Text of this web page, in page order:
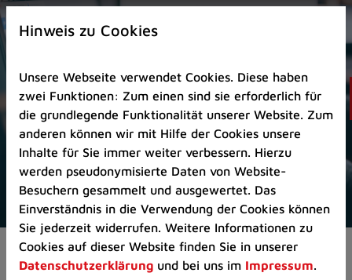
Zur
Startseite
Zum
Seitenanfang
springen
(Schnelltaste
A)
Zur
Navigation/Menü
springen
(Schnelltaste
M)
Zur
Aktuelles Pressemitteilungen
Hinweis zu Cookies
Unsere Webseite verwendet Cookies. Diese haben
zwei Funktionen: Zum einen sind sie erforderlich für
die grundlegende Funktionalität unserer Website. Zum
anderen können wir mit Hilfe der Cookies unsere
Inhalte für Sie immer weiter verbessern. Hierzu
werden pseudonymisierte Daten von Website-
Besuchern gesammelt und ausgewertet. Das
Einverständnis in die Verwendung der Cookies können
Sie jederzeit widerrufen. Weitere Informationen zu
Cookies auf dieser Website finden Sie in unserer
Datenschutzerklärung und bei uns im Impressum.